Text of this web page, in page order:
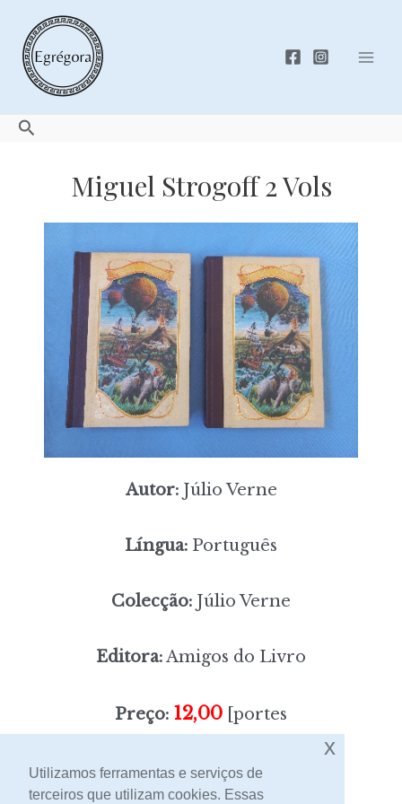
content
Search
Miguel Strogoff 2 Vols
Autor:Júlio Verne
Língua: Português
Colecção: Júlio Verne
Editora:Amigos do Livro
Preço: 12,00 [portes
Utilizamos ferramentas e serviços de
terceiros que utilizam cookies. Essas
x